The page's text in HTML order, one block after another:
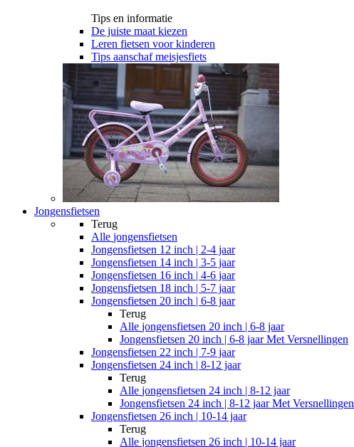
Tips en informatie
De juiste maat kiezen
Leren fietsen voor kinderen
Tips aanschaf meisjesfiets
Jongensfietsen
Terug
Alle jongensfietsen
Jongensfietsen 12 inch | 2-4 jaar
Jongensfietsen 14 inch | 3-5 jaar
Jongensfietsen 16 inch | 4-6 jaar
Jongensfietsen 18 inch | 5-7 jaar
Jongensfietsen 20 inch | 6-8 jaar
Terug
Alle jongensfietsen 20 inch | 6-8 jaar
Jongensfietsen 20 inch | 6-8 jaar Met Versnellingen
Jongensfietsen 22 inch | 7-9 jaar
Jongensfietsen 24 inch | 8-12 jaar
Terug
Alle jongensfietsen 24 inch | 8-12 jaar
Jongensfietsen 24 inch | 8-12 jaar Met Versnellingen
Jongensfietsen 26 inch | 10-14 jaar
Terug
Alle jongensfietsen 26 inch | 10-14 jaar